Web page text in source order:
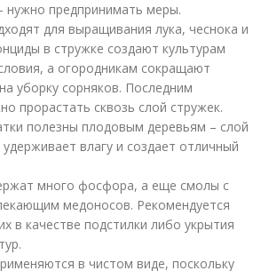
нужно предпринимать меры.
для выращивания лука, чеснока и
в стружке создают культурам
а огородникам сокращают
уборку сорняков. Последним
прорастать сквозь слой стружек.
полезны плодовым деревьям – слой
влагу и создает отличный
много фосфора, а еще смолы с
медоносов. Рекомендуется
в качестве подстилки либо укрытия
в чистом виде, поскольку